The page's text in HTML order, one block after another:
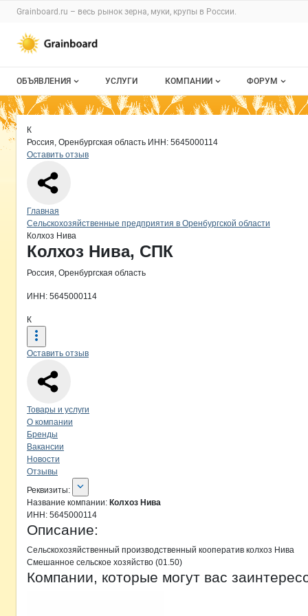
Раздел навигации по сайту grainboard.ru
Grainboard.ru – весь рынок зерна, муки, крупы в России.
Авторизация и меню пользователя
Навигация по разделам сайта grainboard.ru
ОБЪЯВЛЕНИЯ
Все объявления
Мои объявления
УСЛУГИ КОМПАНИИ
О каталоге компаний
Каталог компаний
ФОРУМ
Все темы
Страница компании
Страница компании
Краткая информация о компании
К
Россия, Оренбургская область ИНН: 5645000114
Оставить отзыв
Навигация по сайту
Главная
Сельскохозяйственные предприятия в Оренбургской области
Колхоз Нива
Основная информация о компании
Колхоз Нива, СПК
Россия, Оренбургская область
ИНН: 5645000114
К
Оставить отзыв
Навигация по странице
Товары и услуги
О компании
Бренды
Вакансии
Новости
Отзывы
О компании
Реквизиты
Реквизиты:
Название компании: Колхоз Нива
ИНН: 5645000114
Описание:
Сельскохозяйственный производственный кооператив колхоз Нива
Смешанное сельское хозяйство (01.50)
Компании, которые могут вас